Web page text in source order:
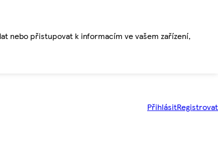
nebo přistupovat k informacím ve vašem zařízení,
PřihlásitRegistrovat